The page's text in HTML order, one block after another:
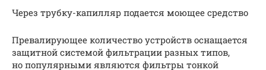
Через трубку-капилляр подается моющее средство
Превалирующее количество устройств оснащается
защитной системой фильтрации разных типов,
но популярными являются фильтры тонкой